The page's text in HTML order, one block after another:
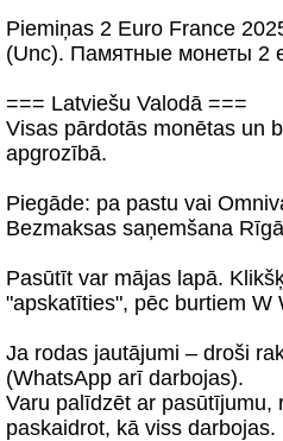
Piemiņas 2 Euro France
(Unc). Памятные монеты 2
=== Latviešu Valodā ===
Visas pārdotās monētas un
apgrozībā.
Piegāde: pa pastu vai
Bezmaksas saņemšana
Pasūtīt var mājas lapā.
"apskatīties", pēc burtiem W
Ja rodas jautājumi – droši
(WhatsApp arī darbojas).
Varu palīdzēt ar pasūtījumu,
paskaidrot, kā viss darbojas.